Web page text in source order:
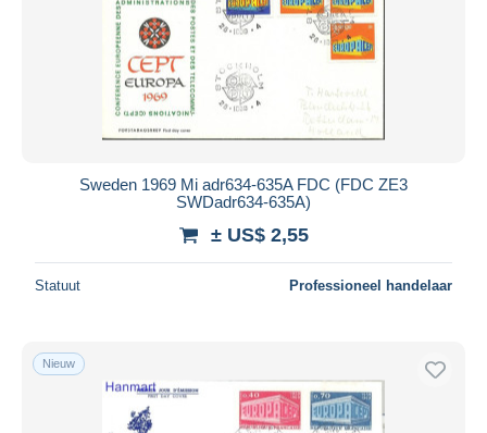
Sweden 1969 Mi adr634-635A FDC (FDC ZE3
SWDadr634-635A)
± US$ 2,55
Statuut Professioneel handelaar
Nieuw